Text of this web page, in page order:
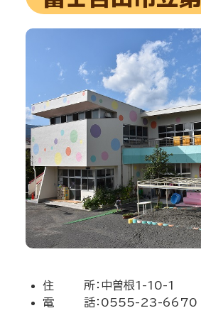
住 所：中曽根1-10-1
電 話：0555-23-6670